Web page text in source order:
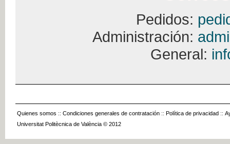
Pedidos:
Administración:
General:
Quienes somos :: Condiciones generales de contratación :: Política de privacidad ::
Universitat Politècnica de València © 2012